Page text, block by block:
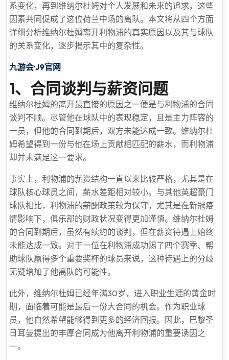
系变化，再到维纳尔杜姆对个人发展和未来的追求，这些
因素共同促成了这位荷兰中场的离队。本文将从四个方面
详细分析维纳尔杜姆离开利物浦的真实原因以及其与球队
的关系变化，逐步揭示其中的复杂性。
九游会·J9官网
1、合同谈判与薪资问题
维纳尔杜姆的离开最直接的原因之一便是与利物浦的合同
谈判不顺。尽管他在球队中的表现稳定，且是主力阵容的
一员，但他的合同到期后，双方未能达成一致。维纳尔杜
姆希望得到一份与他在场上贡献相匹配的薪水，而利物浦
却并未满足这一要求。
事实上，利物浦的薪资结构一直以来比较严格，尤其是在
球队核心球员之间，薪水差距相对较小。与其他英超豪门
球队相比，利物浦的薪酬政策较为保守，尤其是在新冠疫
情影响下，俱乐部的财政状况变得更加谨慎。维纳尔杜姆
的合同到期后，虽然有续约的谈判，但在薪资待遇上始终
未能达成一致。对于一位在利物浦成功踢了四个赛季、帮
助球队赢得多个重要奖杯的球员来说，这种待遇上的分歧
无疑增加了他离队的可能性。
此外，维纳尔杜姆已经年满30岁，进入职业生涯的黄金时
期，面临着可能是最后一份大合同的机会。作为职业球
员，他自然希望能够得到更多的经济回报。因此，巴黎圣
日耳曼提出的丰厚合同成为他离开利物浦的重要诱因之
一。